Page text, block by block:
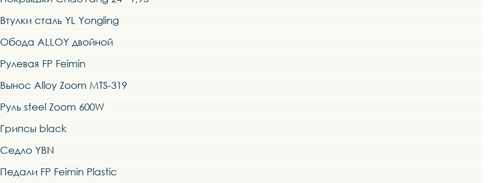
Втулки сталь YL Yongling
Обода ALLOY двойной
Рулевая FP Feimin
Вынос Alloy Zoom MTS-319
Руль steel Zoom 600W
Грипсы black
Седло YBN
Педали FP Feimin Plastic